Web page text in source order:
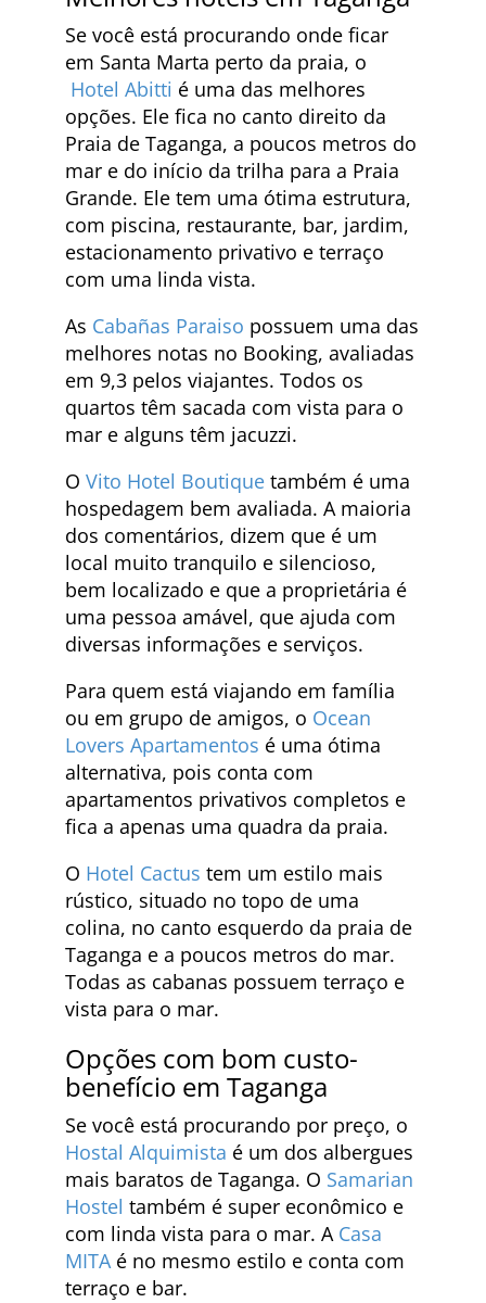
Se você está procurando onde ficar
em Santa Marta perto da praia, o
Hotel Abitti é uma das melhores
opções. Ele fica no canto direito da
Praia de Taganga, a poucos metros do
mar e do início da trilha para a Praia
Grande. Ele tem uma ótima estrutura,
com piscina, restaurante, bar, jardim,
estacionamento privativo e terraço
com uma linda vista.
As Cabañas Paraiso possuem uma das
melhores notas no Booking, avaliadas
em 9,3 pelos viajantes. Todos os
quartos têm sacada com vista para o
mar e alguns têm jacuzzi.
O Vito Hotel Boutique também é uma
hospedagem bem avaliada. A maioria
dos comentários, dizem que é um
local muito tranquilo e silencioso,
bem localizado e que a proprietária é
uma pessoa amável, que ajuda com
diversas informações e serviços.
Para quem está viajando em família
ou em grupo de amigos, o Ocean
Lovers Apartamentos é uma ótima
alternativa, pois conta com
apartamentos privativos completos e
fica a apenas uma quadra da praia.
O Hotel Cactus tem um estilo mais
rústico, situado no topo de uma
colina, no canto esquerdo da praia de
Taganga e a poucos metros do mar.
Todas as cabanas possuem terraço e
vista para o mar.
Opções com bom custo-
benefício em Taganga
Se você está procurando por preço, o
Hostal Alquimista é um dos albergues
mais baratos de Taganga. O Samarian
Hostel também é super econômico e
com linda vista para o mar. A Casa
MITAé no mesmo estilo e conta com
terraço e bar.